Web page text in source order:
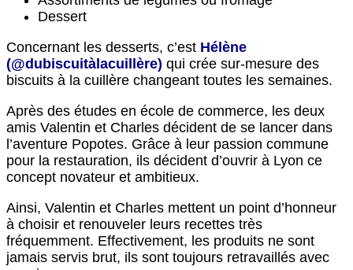
Dessert
Concernant les desserts, c’est Hélène
(@dubiscuitàlacuillère) qui crée sur-mesure des
biscuits à la cuillère changeant toutes les semaines.
Après des études en école de commerce, les deux
amis Valentin et Charles décident de se lancer dans
l’aventure Popotes. Grâce à leur passion commune
pour la restauration, ils décident d’ouvrir à Lyon ce
concept novateur et ambitieux.
Ainsi, Valentin et Charles mettent un point d’honneur
à choisir et renouveler leurs recettes très
fréquemment. Effectivement, les produits ne sont
jamais servis brut, ils sont toujours retravaillés avec